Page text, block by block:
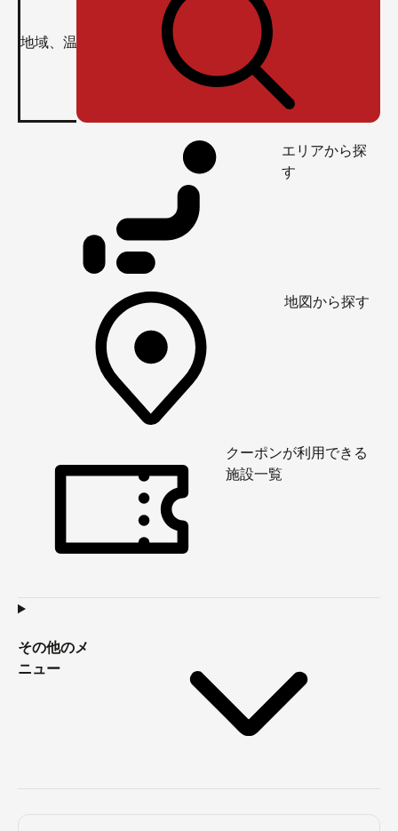
エリアから探
す
地図から探す
クーポンが利用できる
施設一覧
その他のメ
ニュー